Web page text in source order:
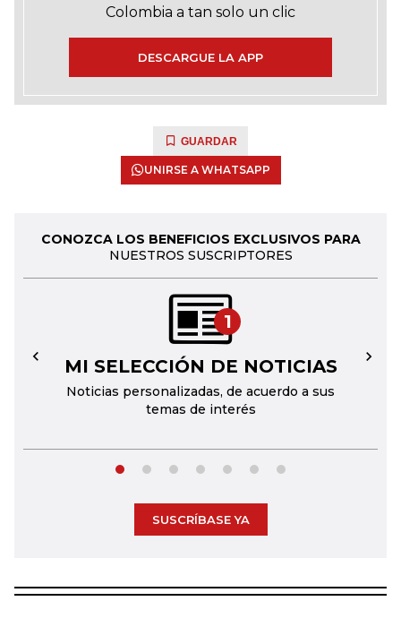
Colombia a tan solo un clic
DESCARGUE LA APP
GUARDAR
UNIRSE A WHATSAPP
CONOZCA LOS BENEFICIOS EXCLUSIVOS PARA
NUESTROS SUSCRIPTORES
1
MI SELECCIÓN DE NOTICIAS
Noticias personalizadas, de acuerdo a sus
temas de interés
← →
SUSCRÍBASE YA